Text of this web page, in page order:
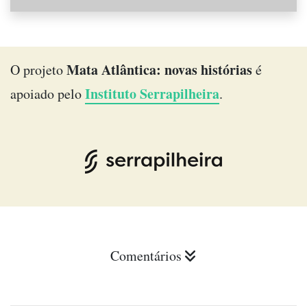
O projetoMata Atlântica: novas históriasé
apoiado peloInstituto Serrapilheira.
Comentários